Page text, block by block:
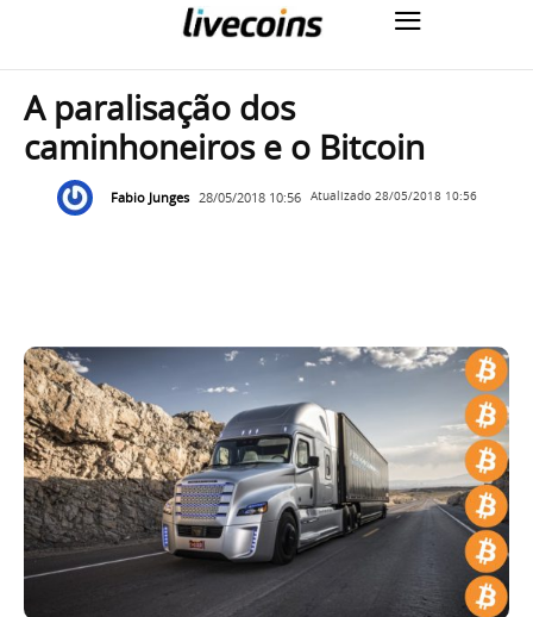
A paralisação dos
caminhoneiros e o Bitcoin
Fabio Junges 28/05/2018 10:56 Atualizado 28/05/2018 10:56